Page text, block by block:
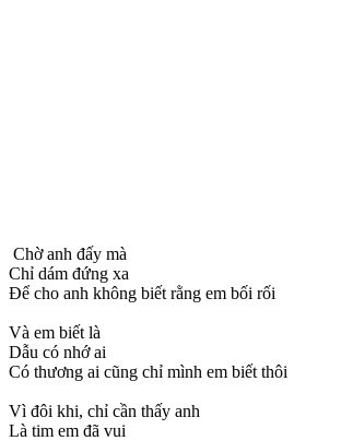
Chờ anh đấy mà
Chỉ dám đứng xa
Để cho anh không biết rằng em bối rối
Và em biết là
Dẫu có nhớ ai
Có thương ai cũng chỉ mình em biết thôi
Vì đôi khi, chỉ cần thấy anh
Là tim em đã vui